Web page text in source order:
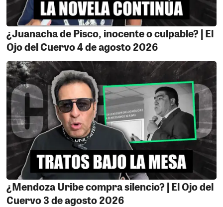
acusa de esta delito sin embargo resulta ser toda una
joyita con más de 30 procesos a cuestas como
peculado, concusión, delito contra la administración
pública, falsedad ideológica, delito contra el cuerpo y la
salud entre otros es el principal testigo contra Elmo
Pacheco y la que realmente recibió y negoció la coima,
es una funcionaria de malos hábitos Rosmery Suñiga
Vasquez hoy se encuentra libre de todo pecado gracias
al gran fiscal Alexander Pérez que la convenció
convertirse en colaboradora eficaz, al parecer su único
objetivo es el de hundir al ex alcalde de Marcona
¿Juanacha de Pisco, inocente o culpable? | El
Ojo del Cuervo 4 de agosto 2026
¿Mendoza Uribe compra silencio? | El Ojo del
Cuervo 3 de agosto 2026